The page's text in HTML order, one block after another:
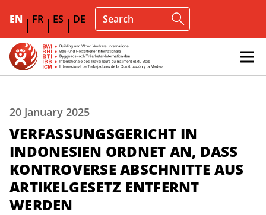
EN FR ES DE
20 January 2025
VERFASSUNGSGERICHT IN
INDONESIEN ORDNET AN, DASS
KONTROVERSE ABSCHNITTE AUS
ARTIKELGESETZ ENTFERNT
WERDEN